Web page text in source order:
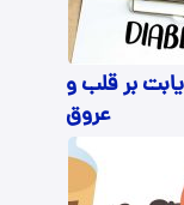
بر قلب و
عروق